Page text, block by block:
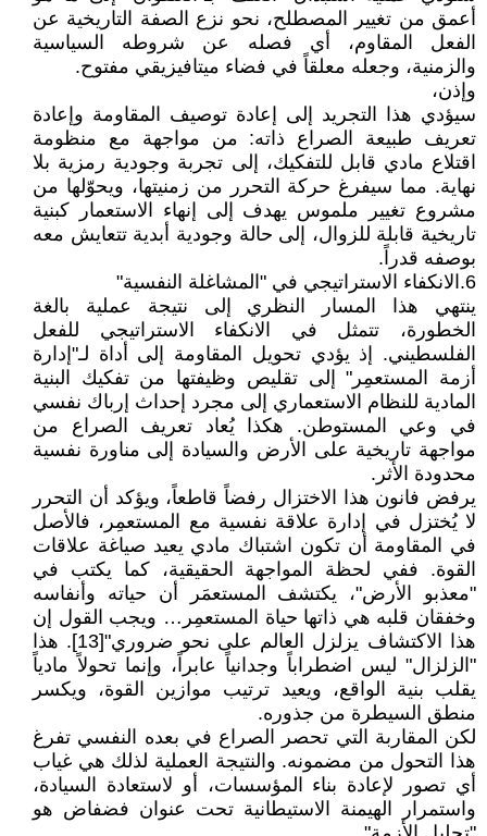
أعمق من تغيير المصطلح، نحو نزع الصفة التاريخية عن
الفعل المقاوم، أي فصله عن شروطه السياسية
والزمنية، وجعله معلقاً في فضاء ميتافيزيقي مفتوح.
وإذن،
سيؤدي هذا التجريد إلى إعادة توصيف المقاومة وإعادة
تعريف طبيعة الصراع ذاته: من مواجهة مع منظومة
اقتلاع مادي قابل للتفكيك، إلى تجربة وجودية رمزية بلا
نهاية. مما سيفرغ حركة التحرر من زمنيتها، ويحوّلها من
مشروع تغيير ملموس يهدف إلى إنهاء الاستعمار كبنية
تاريخية قابلة للزوال، إلى حالة وجودية أبدية تتعايش معه
بوصفه قدراً.
6.الانكفاء الاستراتيجي في "المشاغلة النفسية"
ينتهي هذا المسار النظري إلى نتيجة عملية بالغة
الخطورة، تتمثل في الانكفاء الاستراتيجي للفعل
الفلسطيني. إذ يؤدي تحويل المقاومة إلى أداة لـ"إدارة
أزمة المستعمِر" إلى تقليص وظيفتها من تفكيك البنية
المادية للنظام الاستعماري إلى مجرد إحداث إرباك نفسي
في وعي المستوطن. هكذا يُعاد تعريف الصراع من
مواجهة تاريخية على الأرض والسيادة إلى مناورة نفسية
محدودة الأثر.
يرفض فانون هذا الاختزال رفضاً قاطعاً، ويؤكد أن التحرر
لا يُختزل في إدارة علاقة نفسية مع المستعمِر، فالأصل
في المقاومة أن تكون اشتباك مادي يعيد صياغة علاقات
القوة. ففي لحظة المواجهة الحقيقية، كما يكتب في
"معذبو الأرض"، يكتشف المستعمَر أن حياته وأنفاسه
وخفقان قلبه هي ذاتها حياة المستعمِر… ويجب القول إن
هذا الاكتشاف يزلزل العالم على نحو ضروري"[13]. هذا
"الزلزال" ليس اضطراباً وجدانياً عابراً، وإنما تحولاً مادياً
يقلب بنية الواقع، ويعيد ترتيب موازين القوة، ويكسر
منطق السيطرة من جذوره.
لكن المقاربة التي تحصر الصراع في بعده النفسي تفرغ
هذا التحول من مضمونه. والنتيجة العملية لذلك هي غياب
أي تصور لإعادة بناء المؤسسات، أو لاستعادة السيادة،
واستمرار الهيمنة الاستيطانية تحت عنوان فضفاض هو